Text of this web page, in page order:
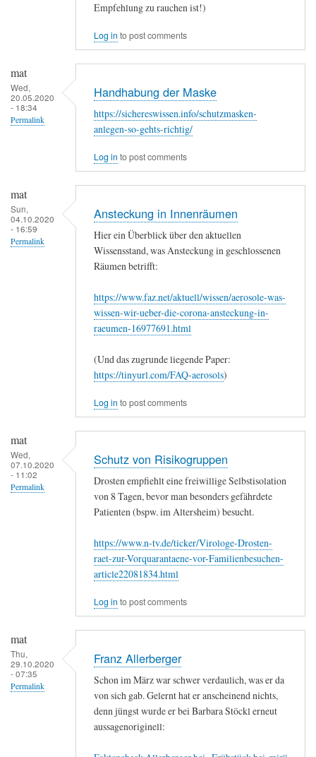
Empfehlung zu rauchen ist!)
Log in to post comments
mat
Wed,
20.05.2020
- 18:34
Permalink
Handhabung der Maske
https://sichereswissen.info/schutzmasken-
anlegen-so-gehts-richtig/
Log in to post comments
mat
Sun,
04.10.2020
- 16:59
Permalink
Ansteckung in Innenräumen
Hier ein Überblick über den aktuellen
Wissensstand, was Ansteckung in geschlossenen
Räumen betrifft:
https://www.faz.net/aktuell/wissen/aerosole-was-
wissen-wir-ueber-die-corona-ansteckung-in-
raeumen-16977691.html
(Und das zugrunde liegende Paper:
https://tinyurl.com/FAQ-aerosols)
Log in to post comments
mat
Wed,
07.10.2020
- 11:02
Permalink
Schutz von Risikogruppen
Drosten empfiehlt eine freiwillige Selbstisolation
von 8 Tagen, bevor man besonders gefährdete
Patienten (bspw. im Altersheim) besucht.
https://www.n-tv.de/ticker/Virologe-Drosten-
raet-zur-Vorquarantaene-vor-Familienbesuchen-
article22081834.html
Log in to post comments
mat
Thu,
29.10.2020
- 07:35
Permalink
Franz Allerberger
Schon im März war schwer verdaulich, was er da
von sich gab. Gelernt hat er anscheinend nichts,
denn jüngst wurde er bei Barbara Stöckl erneut
aussagenoriginell: